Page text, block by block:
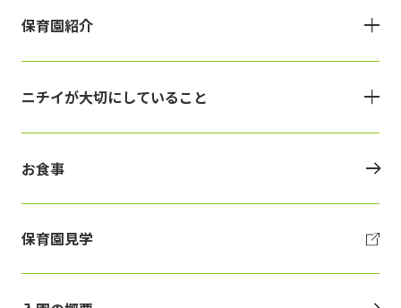
保育園紹介
ニチイが大切にしていること
お食事
保育園見学